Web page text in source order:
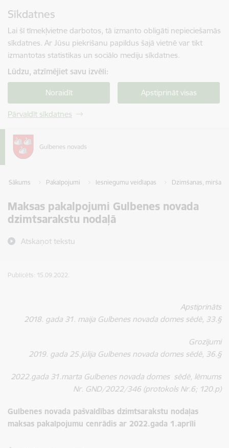
Sīkdatnes
Lai šī tīmekļvietne darbotos, tā izmanto obligāti nepieciešamās
sīkdatnes. Ar Jūsu piekrišanu papildus šajā vietnē var tikt
izmantotas statistikas un sociālo mediju sīkdatnes.
Lūdzu, atzīmējiet savu izvēli:
Noraidīt Apstiprināt visas
Pārvaldīt sīkdatnes
Sākums Pakalpojumi Iesniegumu veidlapas Dzimšanas,
Maksas pakalpojumi Gulbenes novada
dzimtsarakstu nodaļā
Atskaņot tekstu
Publicēts: 15.09.2022.
Apstiprināts
2018. gada 31. maija Gulbenes novada domes sēdē, 33.§
Grozījumi
2019. gada 25.jūlija Gulbenes novada domes sēdē, 36.§
2022.gada 31.marta Gulbenes novada domes sēdē, lēmums
Nr. GND/2022/346 (protokols Nr.6; 120.p)
Gulbenes novada pašvaldības dzimtsarakstu nodaļas
maksas pakalpojumu cenrādis ar 2022.gada 1.aprīli